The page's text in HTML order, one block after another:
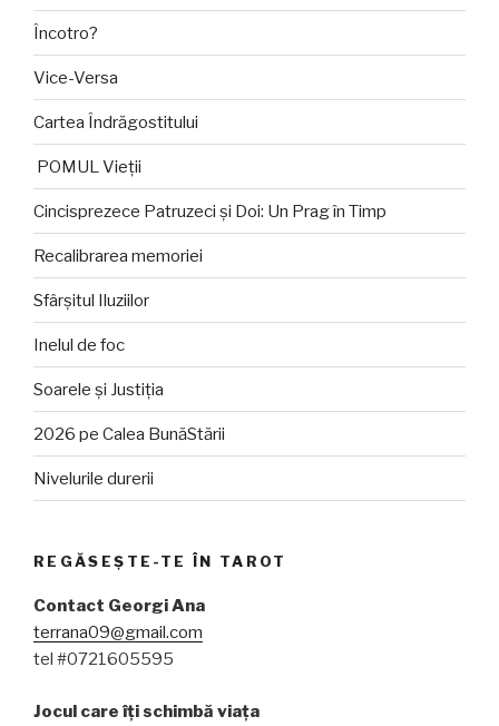
Încotro?
Vice-Versa
Cartea Îndrăgostitului
POMUL Vieții
Cincisprezece Patruzeci și Doi: Un Prag în Timp
Recalibrarea memoriei
Sfârșitul Iluziilor
Inelul de foc
Soarele și Justiția
2026 pe Calea BunăStării
Nivelurile durerii
REGĂSEȘTE-TE ÎN TAROT
Contact Georgi Ana
terrana09@gmail.com
tel #0721605595
Jocul care îți schimbă viața